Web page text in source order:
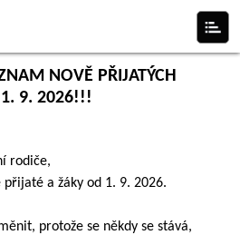
NOVĚ PŘIJATÝCH
9. 2026!!!
rodiče,
a žáky od 1. 9. 2026.
protože se někdy se stává,